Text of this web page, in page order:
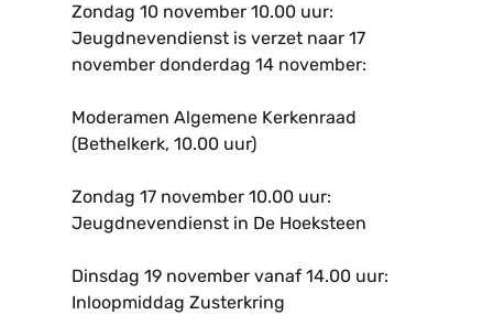
Zondag 10 november 10.00 uur:
Jeugdnevendienst is verzet naar 17
november donderdag 14 november:
Moderamen Algemene Kerkenraad
(Bethelkerk, 10.00 uur)
Zondag 17 november 10.00 uur:
Jeugdnevendienst in De Hoeksteen
Dinsdag 19 november vanaf 14.00 uur:
Inloopmiddag Zusterkring